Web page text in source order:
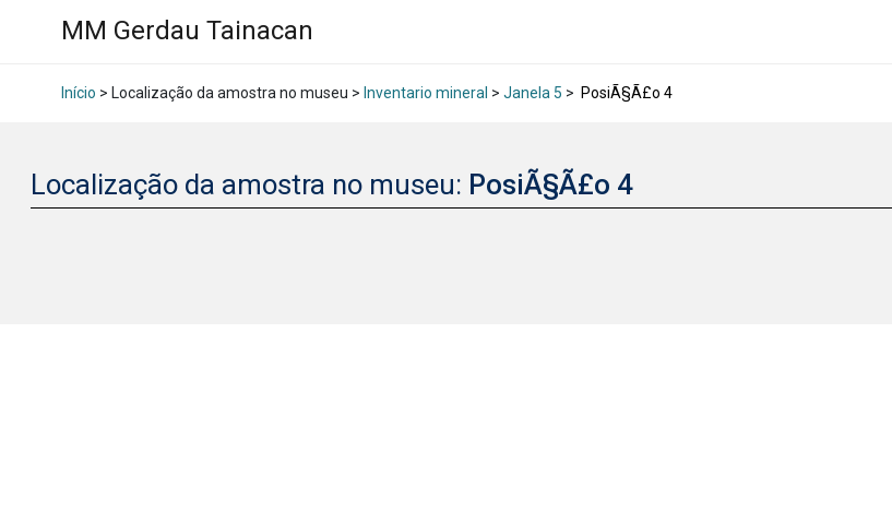
MM Gerdau Tainacan
Início > Localização da amostra no museu > Inventario mineral > Janela 5 > PosiÃ§Ã£o 4
Localização da amostra no museu: PosiÃ§Ã£o 4